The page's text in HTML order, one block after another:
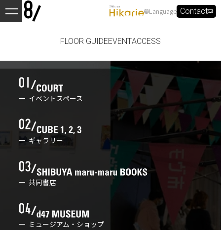
Language Contact
FLOOR GUIDEEVENTACCESS
イベントスペース
ギャラリー
共同書店
ミュージアム・ショップ